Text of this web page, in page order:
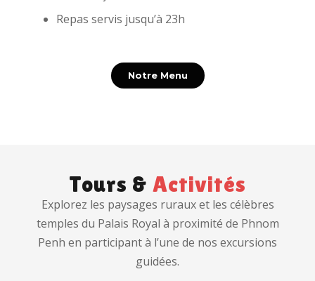
Repas servis jusqu’à 23h
Notre Menu
Tours & Activités
Explorez les paysages ruraux et les célèbres
temples du Palais Royal à proximité de Phnom
Penh en participant à l’une de nos excursions
guidées.